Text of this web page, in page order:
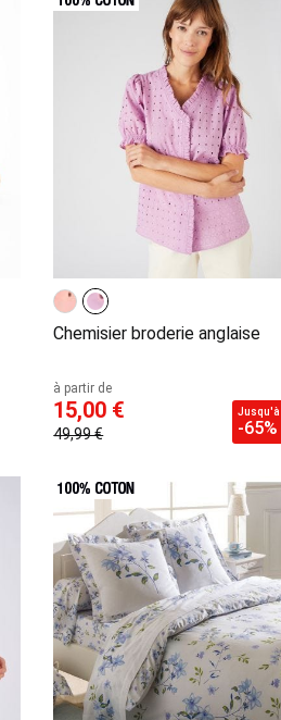
Chemisier broderie anglaise
à partir de
15,00 €
49,99 €
Jusqu'à
-65%